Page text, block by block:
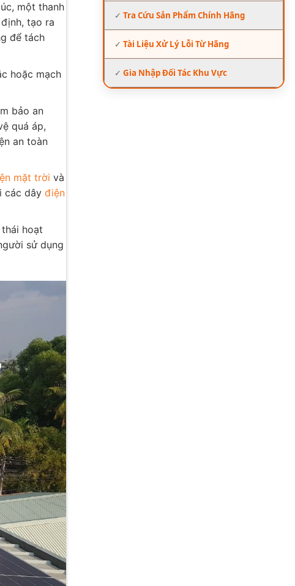
một thanh
tạo ra
để tách
hoặc mạch
bảo an
quá áp,
an toàn
mặt trời và
các dây điện
hoạt
sử dụng
✓ Tra Cứu Sản Phẩm Chính Hãng
✓ Tài Liệu Xử Lý Lỗi Từ Hãng
✓ Gia Nhập Đối Tác Khu Vực